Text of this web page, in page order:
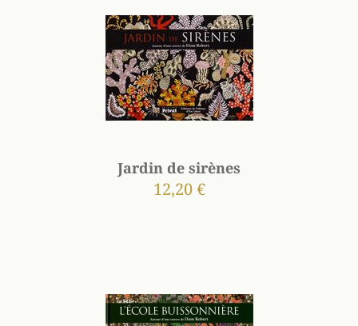
Jardin de sirènes
12,20 €